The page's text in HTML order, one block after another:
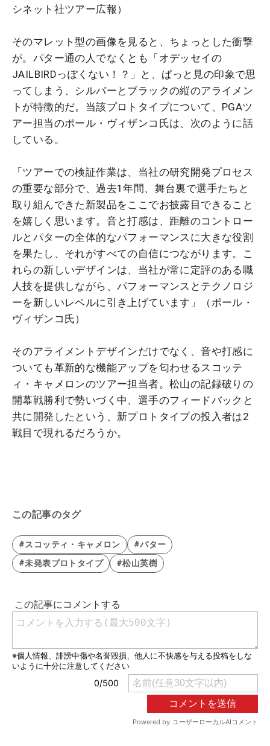
シネット社ツアー広報）
そのマレット型の画像を見ると、ちょっとした衝撃
が。パター通の人でなくとも「オデッセイの
JAILBIRDっぽくない！？」と、ぱっと見の印象で思
ってしまう、シルバーとブラックの縦のアライメン
トが特徴的だ。当該プロトタイプについて、PGAツ
アー担当のポール・ヴィザンコ氏は、次のように話
している。
「ツアーでの検証作業は、当社の研究開発プロセス
の重要な部分で、過去1年間、舞台裏で選手たちと
取り組んできた新製品をここでお披露目できること
を嬉しく思います。音と打感は、距離のコントロー
ルとパターの全体的なパフォーマンスに大きな役割
を果たし、それがすべての自信につながります。こ
れらの新しいデザインは、当社が常に定評のある職
人技を提供しながら、パフォーマンスとテクノロジ
ーを新しいレベルに引き上げています」（ポール・
ヴィザンコ氏）
そのアライメントデザインだけでなく、音や打感に
ついても革新的な機能アップを匂わせるスコッテ
ィ・キャメロンのツアー担当者。松山の記録破りの
開幕戦勝利で勢いづく中、選手のフィードバックと
共に開発したという、新プロトタイプの投入者は2
戦目で現れるだろうか。
この記事のタグ
#スコッティ・キャメロン
#パター
#未発表プロトタイプ
#松山英樹